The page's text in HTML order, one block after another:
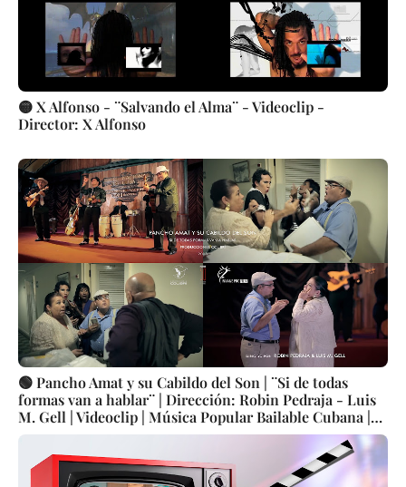
🟡 X Alfonso - ¨Salvando el Alma¨ - Videoclip -
Director: X Alfonso
🟢 Pancho Amat y su Cabildo del Son | ¨Si de todas
formas van a hablar¨ | Dirección: Robin Pedraja - Luis
M. Gell | Videoclip | Música Popular Bailable Cubana |
Son | Artistas | CUBA